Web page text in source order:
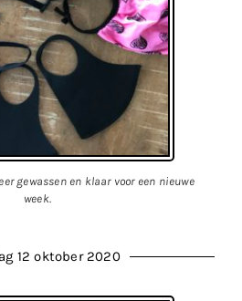
gewassen en klaar voor een nieuwe
week.
12 oktober 2020